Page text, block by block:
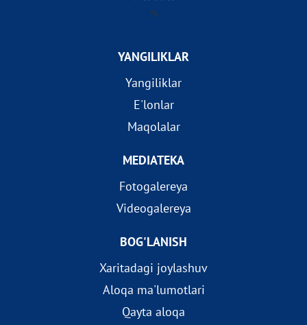
?>
YANGILIKLAR
Yangiliklar
E'lonlar
Maqolalar
MEDIATEKA
Fotogalereya
Videogalereya
BOG'LANISH
Xaritadagi joylashuv
Aloqa ma'lumotlari
Qayta aloqa